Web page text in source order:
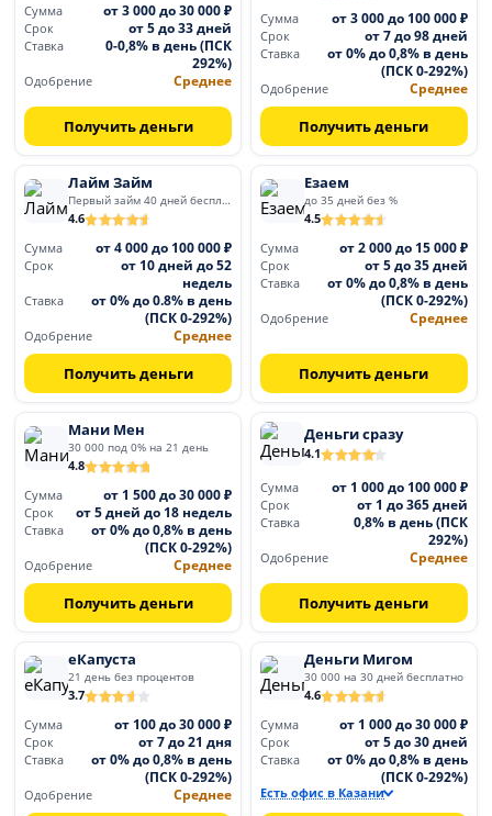
Сумма от 3 000 до 30 000 ₽
Срок от 5 до 33 дней
Ставка
0-0,8% в день (ПСК
292%)
Одобрение Среднее
Получить деньги
Сумма
от 3 000 до 100 000 ₽
Срок от 7 до 98 дней
Ставка
от 0% до 0,8% в день
(ПСК 0-292%)
Одобрение Среднее
Получить деньги
Лайм Займ
Первый займ 40 дней бесплатно
4.6
Сумма
от 4 000 до 100 000 ₽
Срок
от 10 дней до 52
недель
Ставка
от 0% до 0.8% в день
(ПСК 0-292%)
Одобрение Среднее
Получить деньги
Езаем
до 35 дней без %
4.5
Сумма
от 2 000 до 15 000 ₽
Срок от 5 до 35 дней
Ставка
от 0% до 0,8% в день
(ПСК 0-292%)
Одобрение Среднее
Получить деньги
Мани Мен
30 000 под 0% на 21 день
4.8
Сумма
от 1 500 до 30 000 ₽
Срок от 5 дней до 18 недель
Ставка
от 0% до 0,8% в день
(ПСК 0-292%)
Одобрение Среднее
Получить деньги
Деньги сразу
4.1
Сумма от 1 000 до 100 000 ₽
Срок от 1 до 365 дней
Ставка
0,8% в день (ПСК
292%)
Одобрение Среднее
Получить деньги
еКапуста
21 день без процентов
3.7
Сумма
от 100 до 30 000 ₽
Срок от 7 до 21 дня
Ставка
от 0% до 0,8% в день
(ПСК 0-292%)
Одобрение Среднее
Деньги Мигом
30 000 на 30 дней бесплатно
4.6
Сумма
от 1 000 до 30 000 ₽
Срок от 5 до 30 дней
Ставка
от 0% до 0,8% в день
(ПСК 0-292%)
Есть офис в Казани